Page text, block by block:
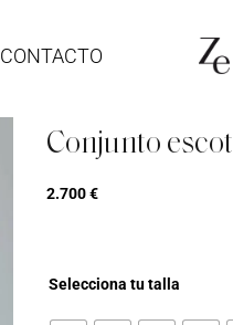
CONTACTO
Conjunto
2.700€
Selecciona tu talla